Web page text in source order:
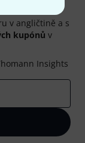
v angličtině a s
kupónů v
Insights